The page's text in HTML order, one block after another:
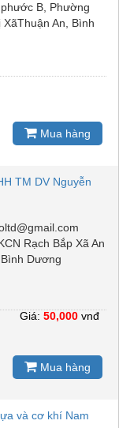
B, Phường
An, Bình
Mua hàng
TM DV Nguyễn
Rạch Bắp Xã An
Dương
Giá: 50,000 vnđ
Mua hàng
và cơ khí Nam